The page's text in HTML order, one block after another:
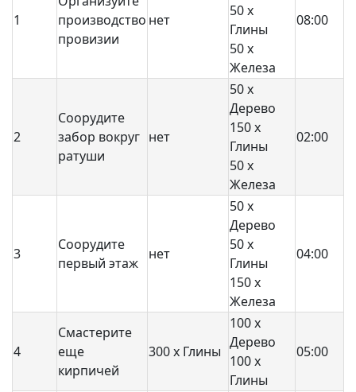
1
производство
провизии
нет
50 x
Глины
50 x
Железа
08:00
2
Соорудите
забор вокруг
ратуши
нет
50 x
Дерево
150 x
Глины
50 x
Железа
02:00
3
Соорудите
первый этаж
нет
50 x
Дерево
50 x
Глины
150 x
Железа
04:00
4
Смастерите
еще
кирпичей
300 x Глины
100 x
Дерево
100 x
Глины
05:00